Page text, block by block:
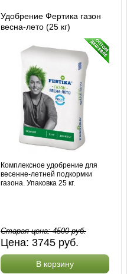
Удобрение Фертика газон
весна-лето (25 кг)
Комплексное удобрение для
весенне-летней подкормки
газона. Упаковка 25 кг.
Старая цена:4500руб.
Цена: 3745 руб.
В корзину